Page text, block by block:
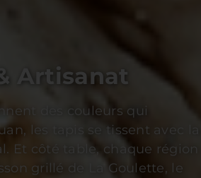
du regard les vestiges
Méditerranée. Découvrir
mondial de l’UNESCO,
antique où le silence a